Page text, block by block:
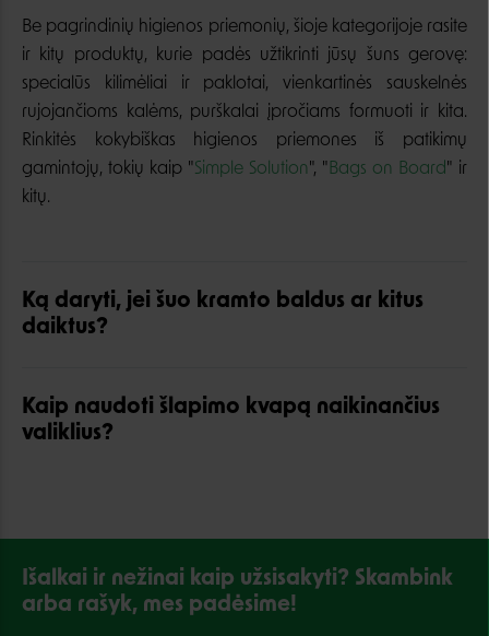
Be pagrindinių higienos priemonių, šioje kategorijoje rasite
ir kitų produktų, kurie padės užtikrinti jūsų šuns gerovę:
specialūs kilimėliai ir paklotai, vienkartinės sauskelnės
rujojančioms kalėms, purškalai įpročiams formuoti ir kita.
Rinkitės kokybiškas higienos priemones iš patikimų
gamintojų, tokių kaip "Simple Solution", "Bags on Board" ir
kitų.
Ką daryti, jei šuo kramto baldus ar kitus
daiktus?
Kaip naudoti šlapimo kvapą naikinančius
valiklius?
Išalkai ir nežinai kaip užsisakyti? Skambink
arba rašyk, mes padėsime!